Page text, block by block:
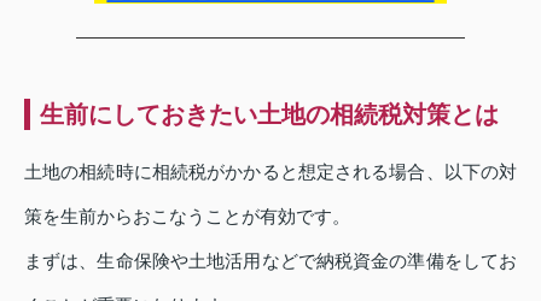
生前にしておきたい土地の相続税対策とは
土地の相続時に相続税がかかると想定される場合、以下の対
策を生前からおこなうことが有効です。
まずは、生命保険や土地活用などで納税資金の準備をしてお